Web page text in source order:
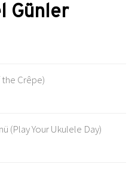
Günler
the Crêpe)
(Play Your Ukulele Day)